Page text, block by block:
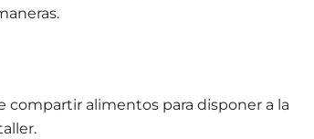
compartir alimentos para disponer a la